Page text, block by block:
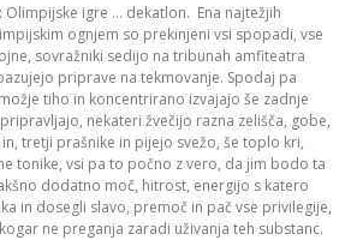
Olimpijske igre … dekatlon. Ena najtežjih
ognjem so prekinjeni vsi spopadi, vse
sovražniki sedijo na tribunah amfiteatra
priprave na tekmovanje. Spodaj pa
tiho in koncentrirano izvajajo še zadnje
nekateri žvečijo razna zelišča, gobe,
tretji prašnike in pijejo svežo, še toplo kri,
tonike, vsi pa to počno z vero, da jim bodo ta
dodatno moč, hitrost, energijo s katero
in dosegli slavo, premoč in pač vse privilegije,
ne preganja zaradi uživanja teh substanc.